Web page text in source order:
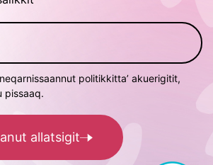
politikkitta’ akuerigitit,
pissaaq.
allatsigit